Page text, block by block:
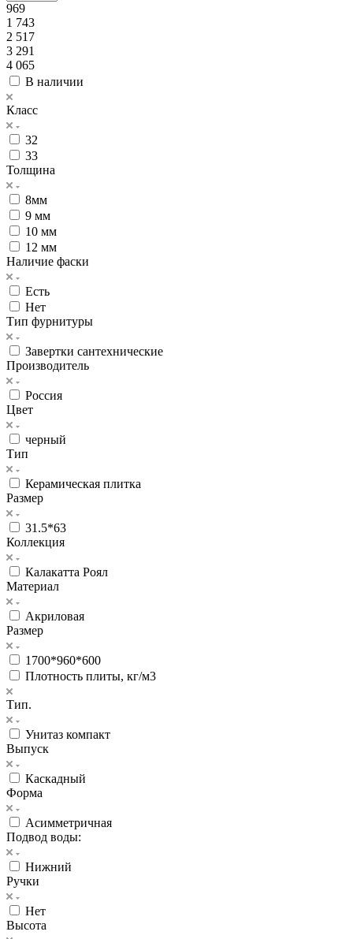
969
1 743
2 517
3 291
4 065
В наличии
Класс
32
33
Толщина
8мм
9 мм
10 мм
12 мм
Наличие фаски
Есть
Нет
Тип фурнитуры
Завертки сантехнические
Производитель
Россия
Цвет
черный
Тип
Керамическая плитка
Размер
31.5*63
Коллекция
Калакатта Роял
Материал
Акриловая
Размер
1700*960*600
Плотность плиты, кг/м3
Тип.
Унитаз компакт
Выпуск
Каскадный
Форма
Асимметричная
Подвод воды:
Нижний
Ручки
Нет
Высота